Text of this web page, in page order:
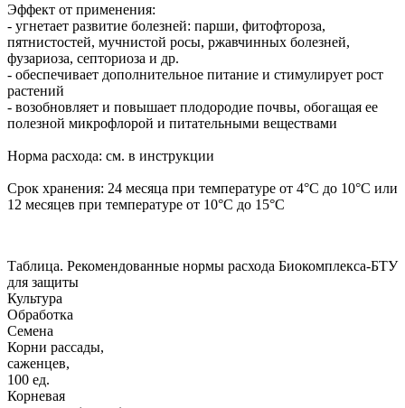
Эффект от применения:
- угнетает развитие болезней: парши, фитофтороза,
пятнистостей, мучнистой росы, ржавчинных болезней,
фузариоза, септориоза и др.
- обеспечивает дополнительное питание и стимулирует рост
растений
- возобновляет и повышает плодородие почвы, обогащая ее
полезной микрофлорой и питательными веществами
Норма расхода: см. в инструкции
Срок хранения: 24 месяца при температуре от 4°С до 10°С или
12 месяцев при температуре от 10°С до 15°С
Таблица. Рекомендованные нормы расхода Биокомплекса-БТУ
для защиты
Культура
Обработка
Семена
Корни рассады,
саженцев,
100 ед.
Корневая